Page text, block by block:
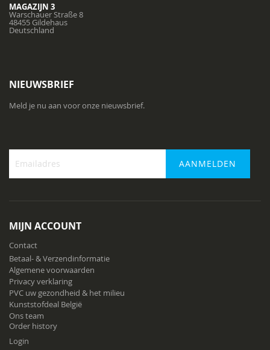
MAGAZIJN 3
Warschauer Straße 8
48455 Gildehaus
Deutschland
NIEUWSBRIEF
Meld je nu aan voor onze nieuwsbrief.
nieuwsbrief
AANMELDEN
MIJN ACCOUNT
Contact
Betaal- & Verzendinformatie
Algemene voorwaarden
Privacy verklaring
PVC uw gezondheid & het milieu
Kunststofdeal België
Ons team
Order history
Login